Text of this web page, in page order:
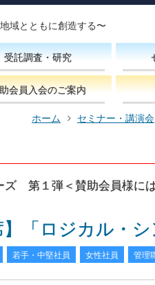
域とともに創造する〜
受託調査・研究
会員入会のご案内
ホーム セミナー・講演会
ズ 第１弾＜賛助会員様に
】「ロジカル・
若手・中堅社員 女性社員 管理